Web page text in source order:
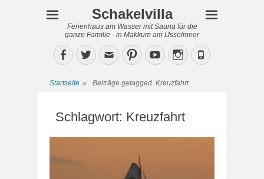
Schakelvilla
Ferienhaus am Wasser mit Sauna für die
ganze Familie - in Makkum am IJsselmeer
Facebook
TwitterEmailPinterestYouTubeInstagram
Phone
Startseite » Beiträge getagged Kreuzfahrt
Schlagwort: Kreuzfahrt